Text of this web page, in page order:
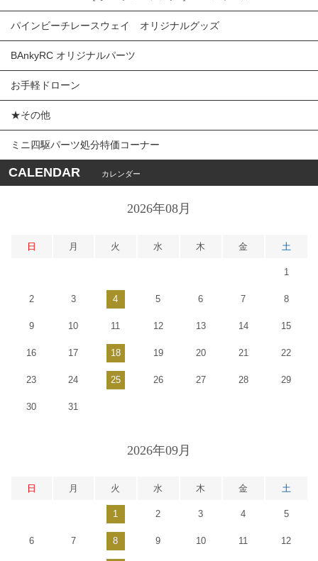
パインビーチレースウェイ オリジナルグッズ
BAnkyRC オリジナルパーツ
お手軽ドローン
★その他
ミニ四駆パーツ処分特価コーナー
CALENDAR カレンダー
2026年08月
日 月 火 水 木 金 土
1
2 3 4 5 6 7 8
9 10 11 12 13 14 15
16 17 18 19 20 21 22
23 24 25 26 27 28 29
30 31
2026年09月
日 月 火 水 木 金 土
1 2 3 4 5
6 7 8 9 10 11 12